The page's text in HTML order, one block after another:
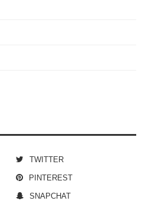
TWITTER
PINTEREST
SNAPCHAT